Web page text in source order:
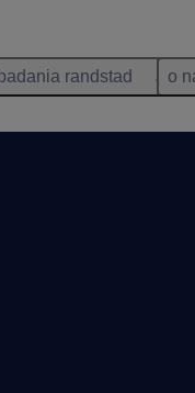
badania randstad o